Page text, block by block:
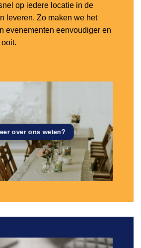
op iedere locatie in de
leveren. Zo maken we het
evenementen eenvoudiger en
over ons weten?